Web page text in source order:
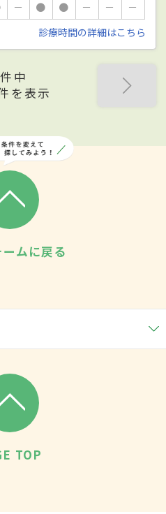
－ ● ● － －
－
診療時間の詳細はこちら
中
を表示
ムに戻る
TOP